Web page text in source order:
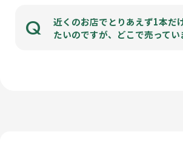
Q
近くのお店でとりあえず1本だ
たいのですが、どこで売ってい